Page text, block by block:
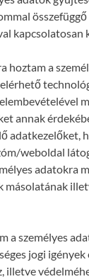
kapcsolatosan
hoztam a
annak
adatkezelőket,
weboldal
adatokra
másolatának
a személyes
jogi
illetve